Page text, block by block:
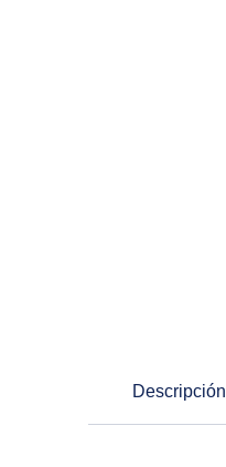
Descripción